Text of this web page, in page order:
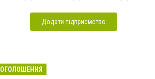
Додати підприємство
ОГОЛОШЕННЯ